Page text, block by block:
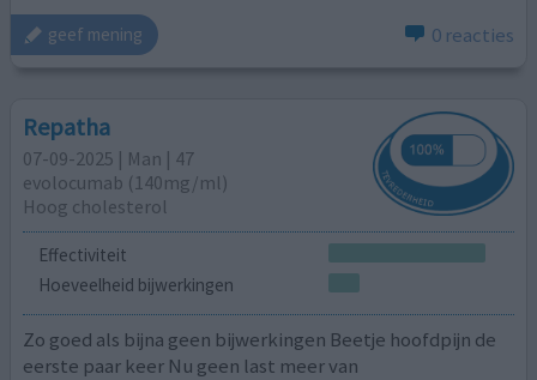
geef mening 0 reacties
Repatha
07-09-2025 | Man | 47
evolocumab (140mg/ml)
Hoog cholesterol
Effectiviteit
Hoeveelheid bijwerkingen
Zo goed als bijna geen bijwerkingen Beetje hoofdpijn de
eerste paar keer Nu geen last meer van